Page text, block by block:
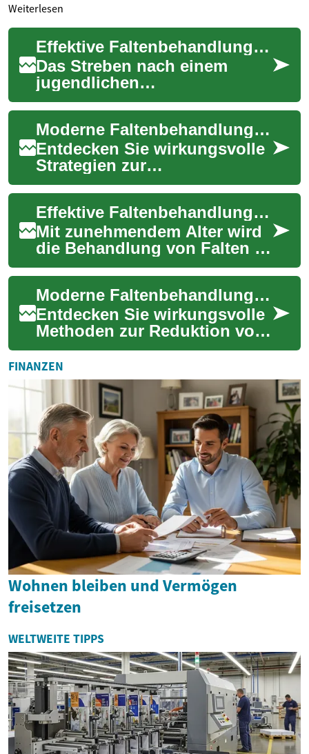
Weiterlesen
Effektive Faltenbehandlung: Moderne Methoden für jugendliche Haut
Das Streben nach einem
jugendlichen
Erscheinungsbild ist ein
zeitloses Anliegen. Die
moderne Dermatologie bietet
vers...
Moderne Faltenbehandlung für sichtbar jüngere Haut heute
Entdecken Sie wirkungsvolle
Strategien zur
Faltenreduktion: Von
vorbeugender Hautpflege mit
Sonnenschutz, Vitamin C, ...Effektive Faltenbehandlung: Moderne Methoden für jugendlich aussehende Haut
Mit zunehmendem Alter wird
die Behandlung von Falten zu
einem wichtigen Thema in
der Hautpflege. Die
Kombination aus ...
Moderne Faltenbehandlung für straffere, jüngere Haut
Entdecken Sie wirkungsvolle
Methoden zur Reduktion von
Falten und für einen
frischeren Teint: Von
konsequenter Hautpf...
FINANZEN
Wohnen bleiben und Vermögen
freisetzen
WELTWEITE TIPPS